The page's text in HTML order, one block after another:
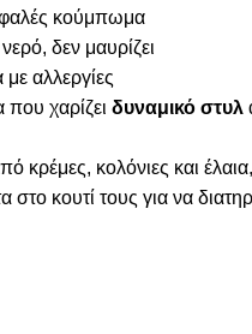
κούμπωμα
δεν μαυρίζει
αλλεργίες
χαρίζει δυναμικό στυλ
κρέμες, κολόνιες και
κουτί τους για να